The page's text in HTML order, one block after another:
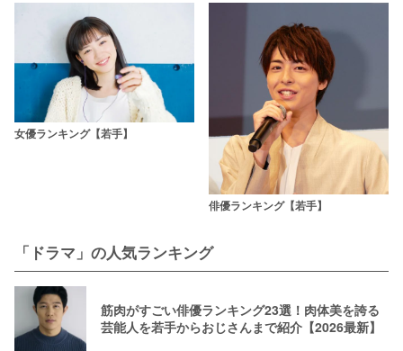
女優ランキング【若手】
俳優ランキング【若手】
「ドラマ」の人気ランキング
筋肉がすごい俳優ランキング23選！肉体美を誇る
芸能人を若手からおじさんまで紹介【2026最新】